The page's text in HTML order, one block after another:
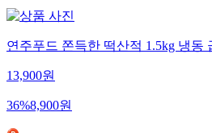
연주푸드 쫀득한 떡산적 1.5kg 냉동
13,900원
36%8,900원